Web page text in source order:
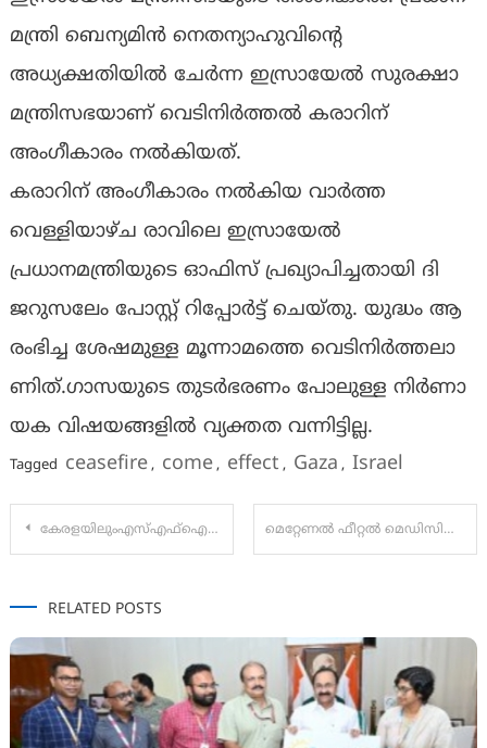
മ​ന്ത്രി ബെന്യ​മി​ൻ നെ​ത​ന്യാ​ഹുവിന്‍റെ
അധ്യക്ഷതിയിൽ ചേർന്ന ഇസ്രായേൽ സുരക്ഷാ
മന്ത്രിസഭയാണ് വെടിനിർത്തൽ കരാറിന്
അംഗീകാരം നൽകിയത്.
കരാറിന് അംഗീകാരം നൽകിയ വാർത്ത
വെള്ളിയാഴ്ച രാവിലെ ഇസ്രായേൽ
പ്രധാനമന്ത്രിയുടെ ഓഫിസ് പ്രഖ്യാപിച്ചതായി ദി
ജറുസലേം പോസ്റ്റ് റിപ്പോർട്ട് ചെയ്തു. യു​ദ്ധം ആ​
രം​ഭി​ച്ച ശേ​ഷ​മു​ള്ള മൂ​ന്നാ​മ​ത്തെ വെ​ടി​നി​ർ​ത്ത​ലാ​
ണി​ത്.ഗാസയു​ടെ തു​ട​ർ​ഭ​ര​ണം പോ​ലു​ള്ള നി​ർ​ണാ​
യ​ക വി​ഷ​യ​ങ്ങ​ളി​ൽ വ്യ​ക്ത​ത വ​ന്നി​ട്ടി​ല്ല.
Tagged ceasefire, come, effect , Gaza , Israel
Post
കേരളയിലുംഎസ്‌എഫ്‌ഐക്ക്‌ചരിത്ര വിജയം മെറ്റേണൽ ഫീറ്റൽ മെഡിസിൻ വിദഗ്ദരുടെ അന്താരാഷ്ട്ര സമ്മേളനം ഫീറ്റോമാറ്റ് 2025 ഒക്ടോബർ 11 മുതൽ
RELATED POSTS